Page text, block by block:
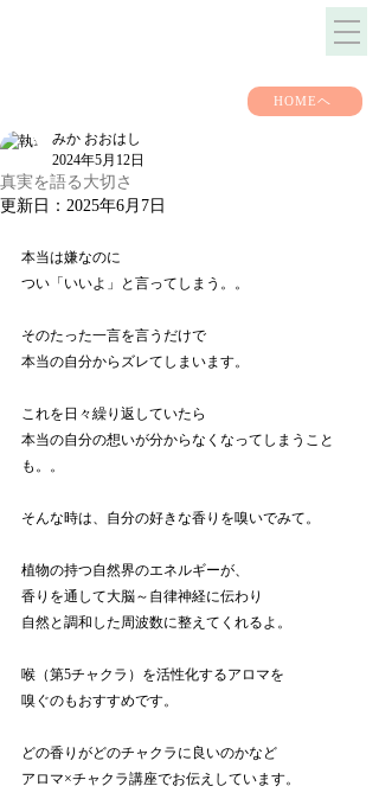
HOMEヘ
真実を語る大切さ
みか おおはし
2024年5月12日
更新日： 2025年6月7日
本当は嫌なのに
つい「いいよ」と言ってしまう。。
そのたった一言を言うだけで
本当の自分からズレてしまいます。
これを日々繰り返していたら
本当の自分の想いが分からなくなってしまうこと
も。。
そんな時は、自分の好きな香りを嗅いでみて。
植物の持つ自然界のエネルギーが、
香りを通して大脳～自律神経に伝わり
自然と調和した周波数に整えてくれるよ。
喉（第5チャクラ）を活性化するアロマを
嗅ぐのもおすすめです。
どの香りがどのチャクラに良いのかなど
アロマ×チャクラ講座でお伝えしています。